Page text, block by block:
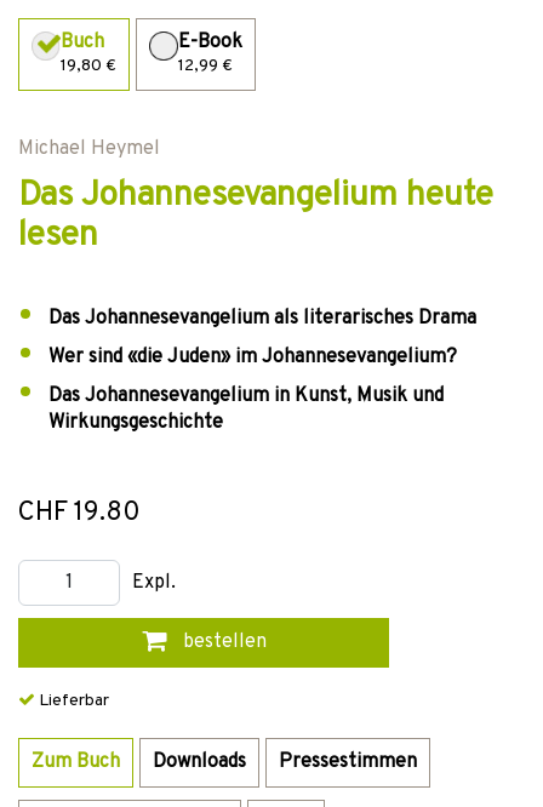
Buch
19,80 €
E-Book
12,99 €
Michael Heymel
Das Johannesevangelium heute
lesen
Das Johannesevangelium als literarisches Drama
Wer sind «die Juden» im Johannesevangelium?
Das Johannesevangelium in Kunst, Musik und
Wirkungsgeschichte
CHF 19.80
Expl.
bestellen
Lieferbar
Zum Buch Downloads Pressestimmen